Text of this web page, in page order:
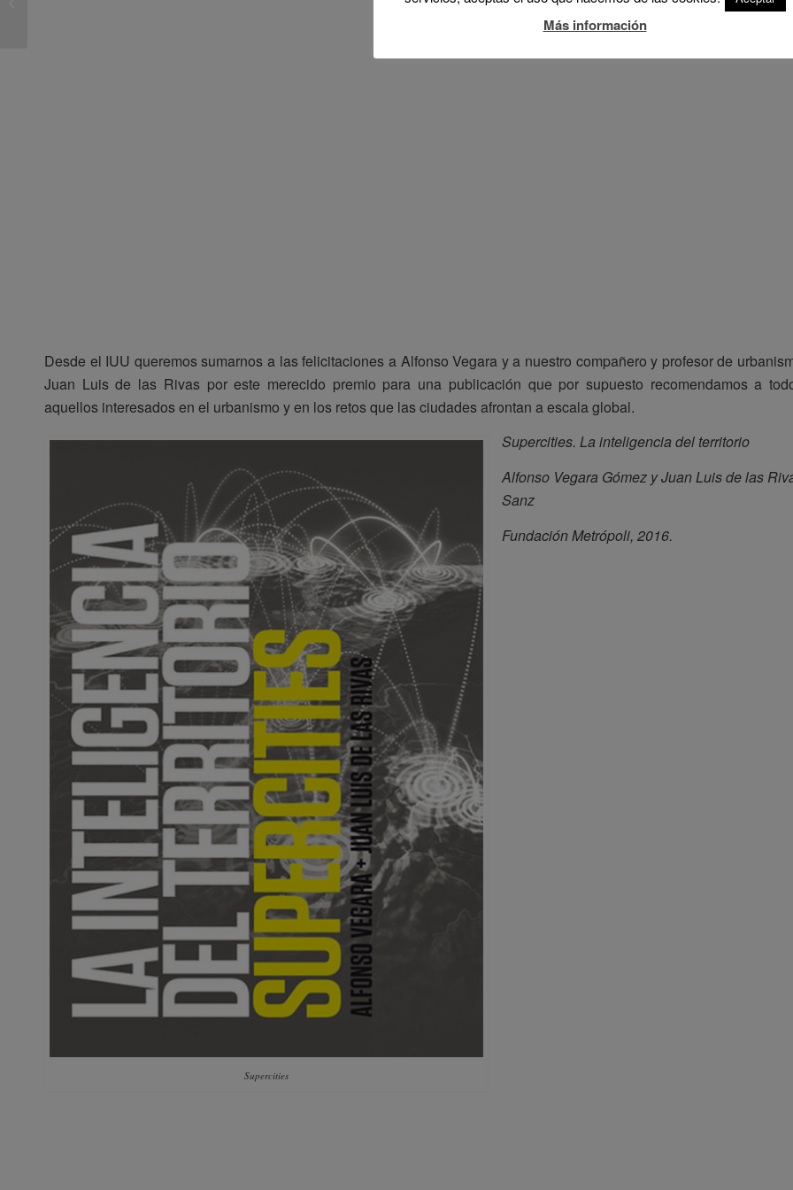
Desde el IUU queremos sumarnos a las felicitaciones a Alfonso Vegara y a nuestro compañero y profesor de
Juan Luis de las Rivas por este merecido premio para una publicación que por supuesto recomendamos a
aquellos interesados en el urbanismo y en los retos que las ciudades afrontan a escala global.
Supercities
Supercities. La inteligencia del territorio
Alfonso Vegara Gómez y Juan Luis de las
Sanz
Fundación Metrópoli, 2016.
Más información